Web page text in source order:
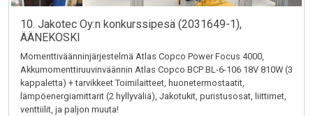
10. Jakotec Oy:n konkurssipesä (2031649-1),
ÄÄNEKOSKI
Momenttiväänninjärjestelmä Atlas Copco Power Focus 4000,
Akkumomenttiruuvinväännin Atlas Copco BCP BL-6-106 18V 810W (3
kappaletta) + tarvikkeet Toimilaitteet, huonetermostaatit,
lämpöenergiamittarit (2 hyllyväliä), Jakotukit, puristusosat, liittimet,
venttiilit, ja paljon muuta!